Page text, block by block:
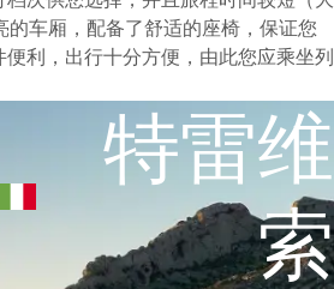
车厢，配备了舒适的座椅，保证您
利，出行十分方便，由此您应乘坐列
特雷维
索